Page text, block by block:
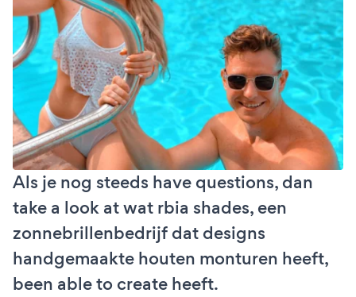
Als je nog steeds have questions, dan
take a look at wat rbia shades, een
zonnebrillenbedrijf dat designs
handgemaakte houten monturen heeft,
been able to create heeft.